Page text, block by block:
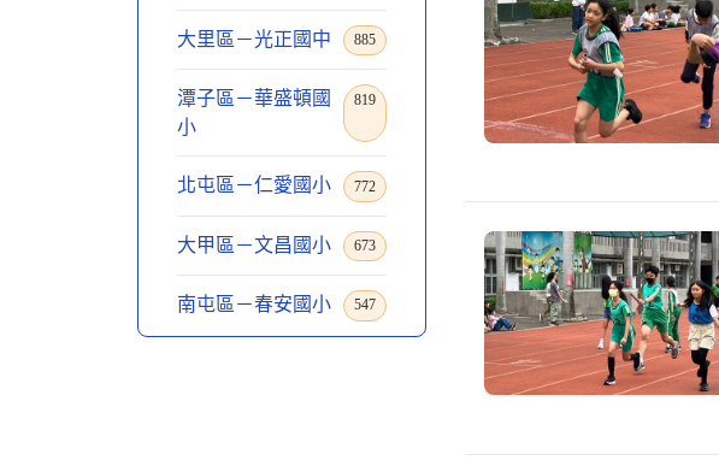
大里區－光正國中 885
潭子區－華盛頓國
小
819
北屯區－仁愛國小 772
大甲區－文昌國小 673
南屯區－春安國小 547